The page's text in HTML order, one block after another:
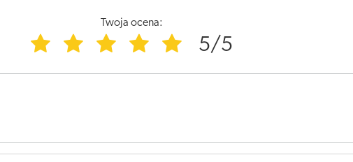
Twoja ocena:
5/5